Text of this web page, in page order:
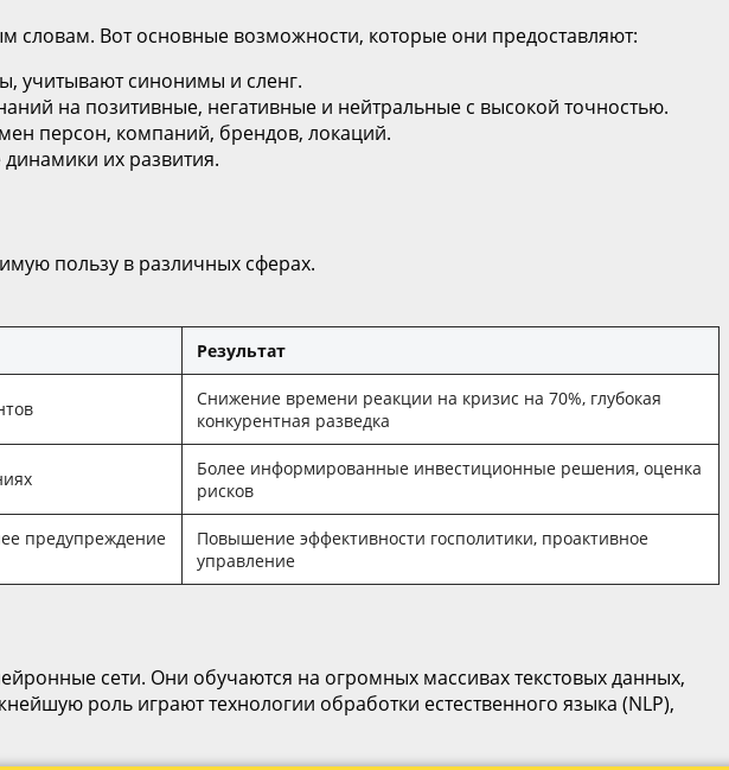
Вот основные возможности, которые они предоставляют:
учитывают синонимы и сленг.
на позитивные, негативные и нейтральные с высокой точностью.
персон, компаний, брендов, локаций.
их развития.
пользу в различных сферах.
Результат
Снижение времени реакции на кризис на 70%, глубокая
конкурентная разведка
Более информированные инвестиционные решения, оценка
рисков
предупреждение
Повышение эффективности госполитики, проактивное
управление
сети. Они обучаются на огромных массивах текстовых данных,
роль играют технологии обработки естественного языка (NLP),